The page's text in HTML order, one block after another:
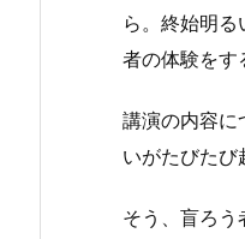
ら。終始明
者の体験をす
講演の内容に
いがたびたび
そう、盲ろ